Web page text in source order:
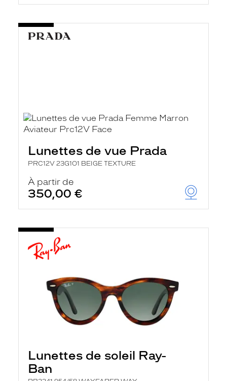
Lunettes de vue Prada
PRC12V 23G1O1 BEIGE TEXTURE
À partir de
350,00 €
Lunettes de soleil Ray-
Ban